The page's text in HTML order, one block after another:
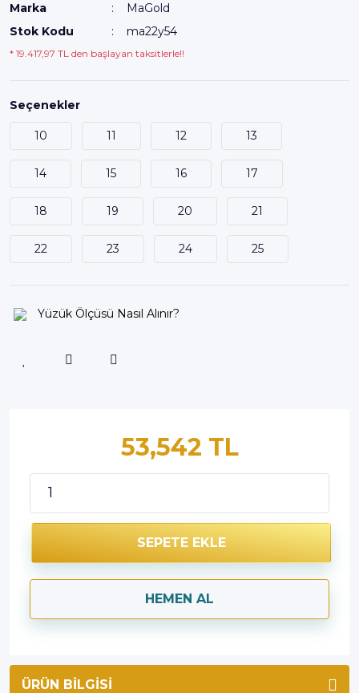
Marka
MaGold
Stok Kodu
ma22y54
* 19.417,97 TL den başlayan taksitlerle!!
Seçenekler
10 11 12 13
14 15 16 17
18 19 20 21
22 23 24 25
Yüzük Ölçüsü Nasıl Alınır?
53,542 TL
SEPETE EKLE
HEMEN AL
ÜRÜN BILGISI